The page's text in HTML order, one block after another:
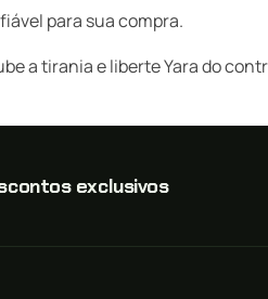
para sua compra.
a tirania e liberte Yara do
exclusivos